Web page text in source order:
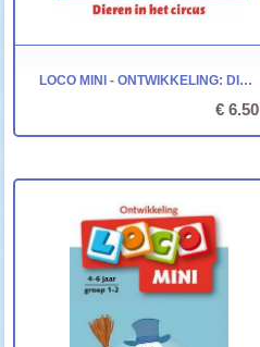
LOCO MINI - ONTWIKKELING: DIEREN IN HET CIRCUS
€ 6.50